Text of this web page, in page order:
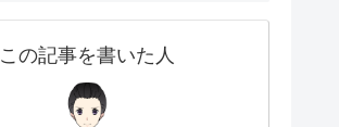
この記事を書いた人